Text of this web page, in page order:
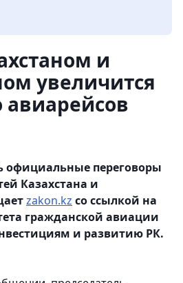
и
увеличится
авиарейсов
официальные переговоры
Казахстана и
zakon.kz со ссылкой на
гражданской авиации
и развитию РК.